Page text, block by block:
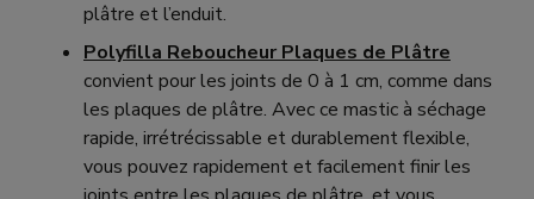
plâtre et l’enduit.
Polyfilla Reboucheur Plaques de Plâtre
convient pour les joints de 0 à 1 cm, comme dans
les plaques de plâtre. Avec ce mastic à séchage
rapide, irrétrécissable et durablement flexible,
vous pouvez rapidement et facilement finir les